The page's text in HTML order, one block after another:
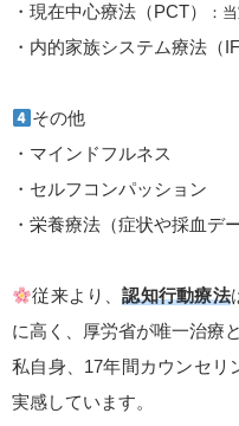
・現在中心療法（PCT） ：
・内的家族システム療法（
その他
・マインドフルネス
・セルフコンパッション
・栄養療法（症状や採血デ
従来より、認知行動療法
に高く、厚労省が唯一治療
私自身、17年間カウンセリ
実感しています。